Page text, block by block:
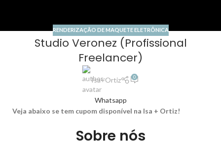
RENDERIZAÇÃO DE MAQUETE ELETRÔNICA
Studio Veronez (Profissional
Freelancer)
Isa+Ortiz 0
Whatsapp
Veja abaixo se tem cupom disponível na Isa + Ortiz!
Sobre nós